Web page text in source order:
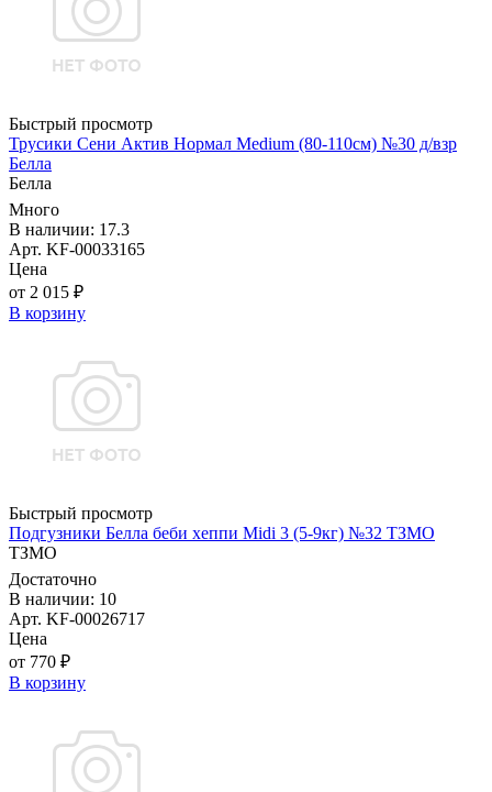
Быстрый просмотр
Трусики Сени Актив Нормал Medium (80-110см) №30 д/взр
Белла
Белла
Много
В наличии: 17.3
Арт. KF-00033165
Цена
от 2 015 ₽
В корзину
Быстрый просмотр
Подгузники Белла беби хеппи Midi 3 (5-9кг) №32 ТЗМО
ТЗМО
Достаточно
В наличии: 10
Арт. KF-00026717
Цена
от 770 ₽
В корзину